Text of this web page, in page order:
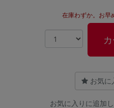
在庫わずか。お早
お気に
お気に入りに追加